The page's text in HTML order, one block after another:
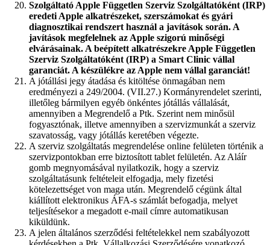
Szolgáltató Apple Független Szerviz Szolgáltatóként (IRP)
eredeti Apple alkatrészeket, szerszámokat és gyári
diagnosztikai rendszert használ a javítások során. A
javítások megfelelnek az Apple szigorú minőségi
elvárásainak. A beépített alkatrészekre Apple Független
Szerviz Szolgáltatóként (IRP) a Smart Clinic vállal
garanciát. A készülékre az Apple nem vállal garanciát!
A jótállási jegy átadása és kitöltése önmagában nem
eredményezi a 249/2004. (VII.27.) Kormányrendelet szerinti,
illetőleg bármilyen egyéb önkéntes jótállás vállalását,
amennyiben a Megrendelő a Ptk. Szerint nem minősül
fogyasztónak, illetve amennyiben a szervizmunkát a szerviz
szavatosság, vagy jótállás keretében végezte.
A szerviz szolgáltatás megrendelése online felületen történik a
szervizpontokban erre biztosított tablet felületén. Az Aláír
gomb megnyomásával nyilatkozik, hogy a szerviz
szolgáltatásunk feltételeit elfogadja, mely fizetési
kötelezettséget von maga után. Megrendelő cégünk által
kiállított elektronikus ÁFA-s számlát befogadja, melyet
teljesítésekor a megadott e-mail címre automatikusan
kiküldünk.
A jelen általános szerződési feltételekkel nem szabályozott